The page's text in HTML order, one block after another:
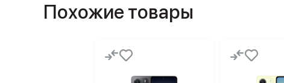
Похожие товары